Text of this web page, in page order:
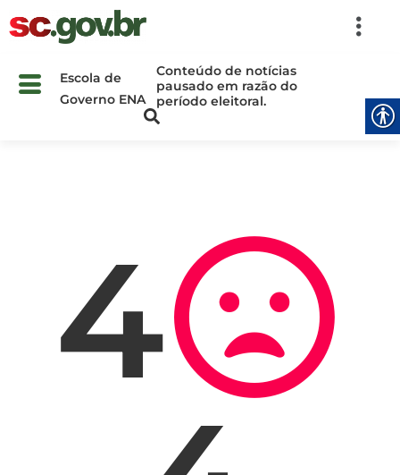
Escola de
Governo ENA
Conteúdo de notícias
pausado em razão do
período eleitoral.
4